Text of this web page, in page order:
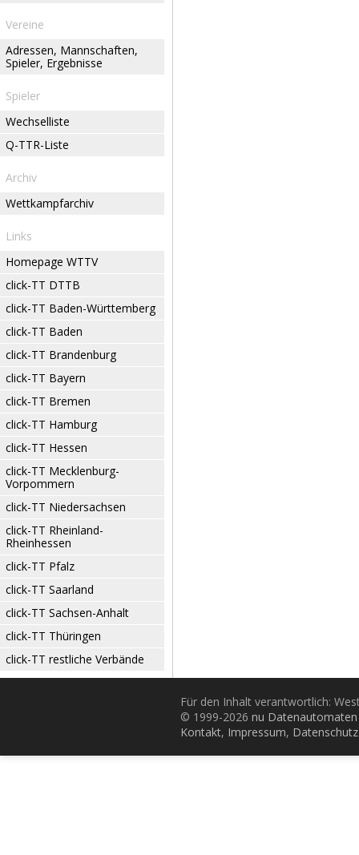
Vereine
Adressen, Mannschaften,
Spieler, Ergebnisse
Spieler
Wechselliste
Q-TTR-Liste
Archiv
Wettkampfarchiv
Links
Homepage WTTV
click-TT DTTB
click-TT Baden-Württemberg
click-TT Baden
click-TT Brandenburg
click-TT Bayern
click-TT Bremen
click-TT Hamburg
click-TT Hessen
click-TT Mecklenburg-
Vorpommern
click-TT Niedersachsen
click-TT Rheinland-
Rheinhessen
click-TT Pfalz
click-TT Saarland
click-TT Sachsen-Anhalt
click-TT Thüringen
click-TT restliche Verbände
Für den Inhalt verantwortlich:
© 1999-2026 nu
Kontakt, Impressum, Datenschutz